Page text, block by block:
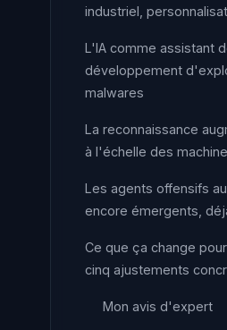
industriel,
L'IA comme assistant
développement
malwares
La reconnaissance
à l'échelle des
Les agents offensifs
encore émergents,
Ce que ça change
cinq ajustements
Mon avis d'expert